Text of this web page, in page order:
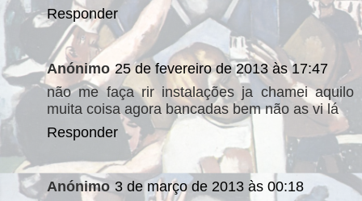
Responder
Anónimo 25 de fevereiro de 2013 às 17:47
não me faça rir instalações ja chamei aquilo
muita coisa agora bancadas bem não as vi lá
Responder
Anónimo 3 de março de 2013 às 00:18